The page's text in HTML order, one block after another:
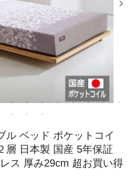
ル ベッド ポケットコイ
層 日本製 国産 5年保証
ス 厚み29cm 超お買い得